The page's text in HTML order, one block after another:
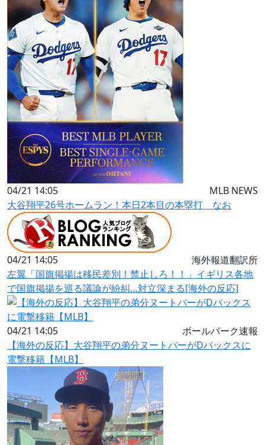
04/21 14:05
MLB NEWS
大谷翔平26号ホームラン！本日2本目の本塁打 なお
04/21 14:05
海外報道翻訳所
左翼「国旗掲揚は移民差別！禁止しろ！！」イギリス各地
で国旗掲揚を巡る議論が紛糾…対立深まる[海外の反応]
04/21 14:05
ボールパーク速報
【海外の反応】大谷翔平の弟分ヌートバーがDバックスに
電撃移籍【MLB】